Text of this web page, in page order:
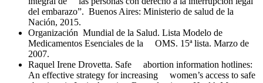
del embarazo”. Buenos Aires: Ministerio de salud de la
Nación, 2015.
Organización Mundial de la Salud. Lista Modelo de
Medicamentos Esenciales de la OMS. 15ª lista. Marzo de
2007.
Raquel Irene Drovetta. Safe abortion information hotlines:
An effective strategy for increasing women’s access to safe